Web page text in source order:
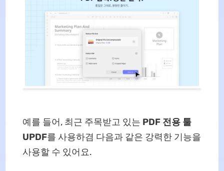
예를 들어, 최근 주목받고 있는 PDF 전용 툴
UPDF를 사용하겸 다음과 같은 강력한 기능을
사용할 수 있어요.